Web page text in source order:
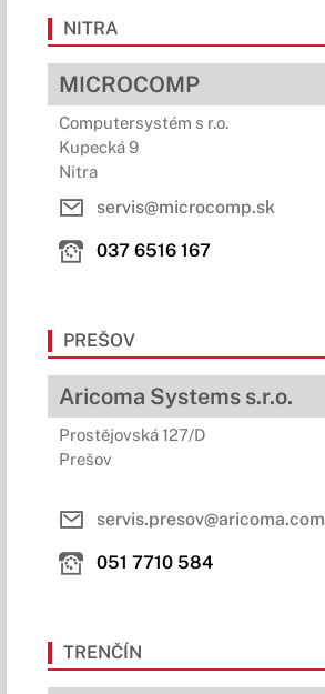
NITRA
MICROCOMP
Computersystém s r.o.
Kupecká 9
Nitra
servis@microcomp.sk
037 6516 167
PREŠOV
Aricoma Systems s.r.o.
Prostějovská 127/D
Prešov
servis.presov@aricoma.com
051 7710 584
TRENČÍN